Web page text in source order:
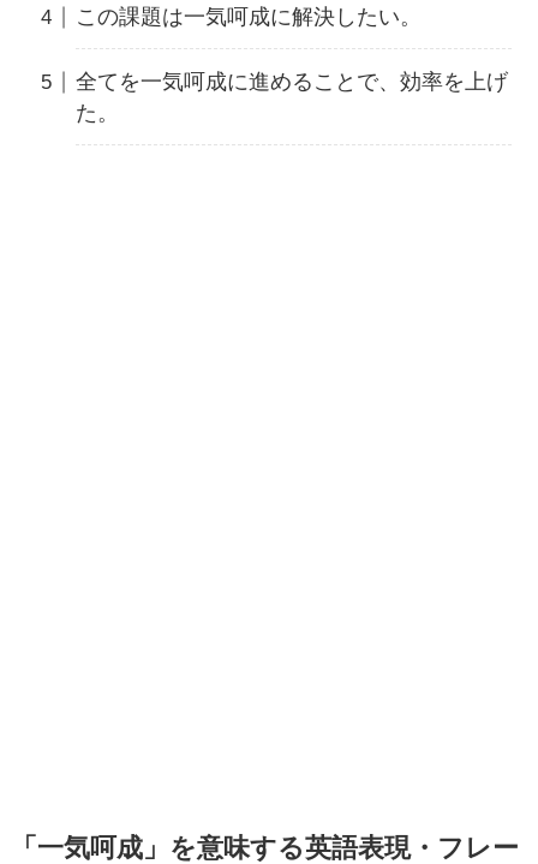
この課題は一気呵成に解決したい。
全てを一気呵成に進めることで、効率を上げ
た。
「一気呵成」を意味する英語表現・フレー